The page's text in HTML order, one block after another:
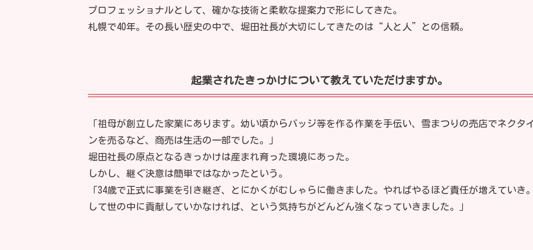
プロフェッショナルとして、確かな技術と柔軟な提案力で形にしてきた。
札幌で40年。その長い歴史の中で、堀田社長が大切にしてきたのは“人と人”との信頼。
起業されたきっかけについて教えていただけますか。
「祖母が創立した家業にあります。幼い頃からバッジ等を作る作業を手伝い、雪まつりの売店でネクタ
ンを売るなど、商売は生活の一部でした。」
堀田社長の原点となるきっかけは産まれ育った環境にあった。
しかし、継ぐ決意は簡単ではなかったという。
「34歳で正式に事業を引き継ぎ、とにかくがむしゃらに働きました。やればやるほど責任が増えていき
して世の中に貢献していかなければ、という気持ちがどんどん強くなっていきました。」